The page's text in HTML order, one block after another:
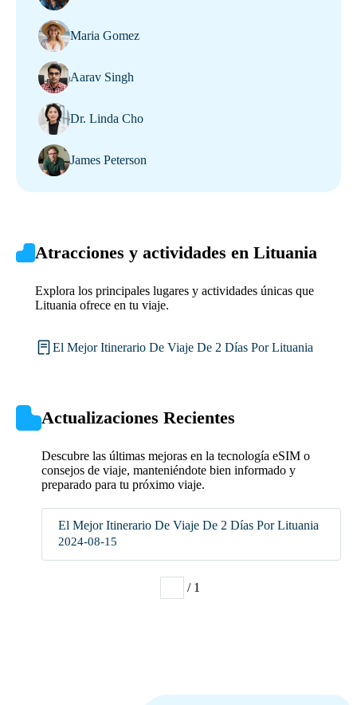
Maria Gomez
Aarav Singh
Dr. Linda Cho
James Peterson
Atracciones y actividades en Lituania
Explora los principales lugares y actividades únicas que
Lituania ofrece en tu viaje.
El Mejor Itinerario De Viaje De 2 Días Por Lituania
Actualizaciones Recientes
Descubre las últimas mejoras en la tecnología eSIM o
consejos de viaje, manteniéndote bien informado y
preparado para tu próximo viaje.
El Mejor Itinerario De Viaje De 2 Días Por Lituania
2024-08-15
/ 1